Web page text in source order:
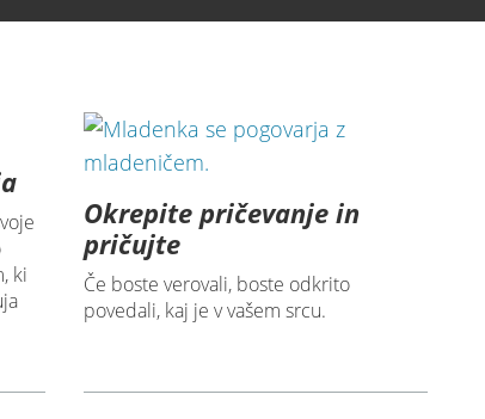
ki
Okrepite pričevanje in
pričujte
Če boste verovali, boste odkrito
povedali, kaj je v vašem srcu.